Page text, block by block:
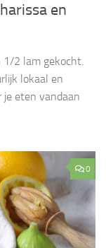
en
1/2 lam gekocht.
lokaal en
je eten vandaan
0